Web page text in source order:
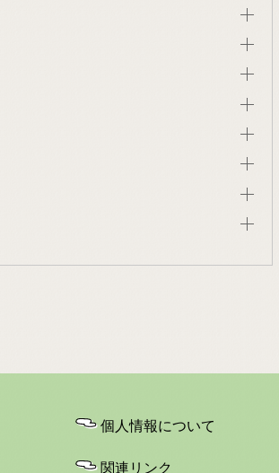
個人情報について
関連リンク